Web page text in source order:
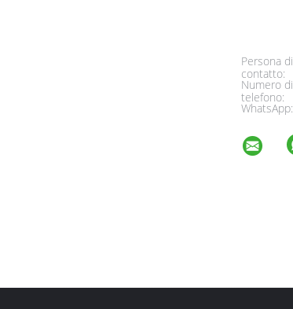
Persona di
contatto:
Numero di
telefono:
WhatsApp: